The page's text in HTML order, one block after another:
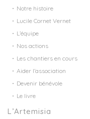
Notre histoire
Lucile Cornet Vernet
L’équipe
Nos actions
Les chantiers en cours
Aider l’association
Devenir bénévole
Le livre
L’Artemisia